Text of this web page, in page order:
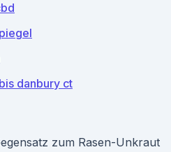
danbury ct
zum Rasen-Unkraut